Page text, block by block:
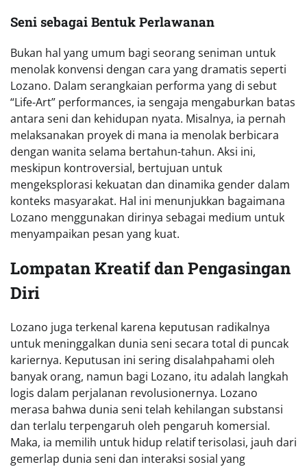
Seni sebagai Bentuk Perlawanan
Bukan hal yang umum bagi seorang seniman untuk
menolak konvensi dengan cara yang dramatis seperti
Lozano. Dalam serangkaian performa yang di sebut
“Life-Art” performances, ia sengaja mengaburkan batas
antara seni dan kehidupan nyata. Misalnya, ia pernah
melaksanakan proyek di mana ia menolak berbicara
dengan wanita selama bertahun-tahun. Aksi ini,
meskipun kontroversial, bertujuan untuk
mengeksplorasi kekuatan dan dinamika gender dalam
konteks masyarakat. Hal ini menunjukkan bagaimana
Lozano menggunakan dirinya sebagai medium untuk
menyampaikan pesan yang kuat.
Lompatan Kreatif dan Pengasingan
Diri
Lozano juga terkenal karena keputusan radikalnya
untuk meninggalkan dunia seni secara total di puncak
kariernya. Keputusan ini sering disalahpahami oleh
banyak orang, namun bagi Lozano, itu adalah langkah
logis dalam perjalanan revolusionernya. Lozano
merasa bahwa dunia seni telah kehilangan substansi
dan terlalu terpengaruh oleh pengaruh komersial.
Maka, ia memilih untuk hidup relatif terisolasi, jauh dari
gemerlap dunia seni dan interaksi sosial yang